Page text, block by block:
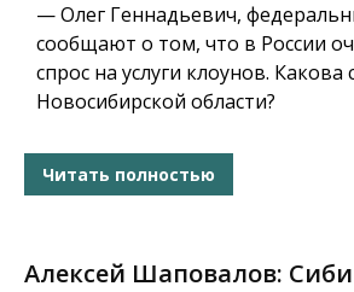
— Олег Геннадьевич,
сообщают о том, что в России
спрос на услуги клоунов. Какова
Новосибирской области?
Читать полностью
Алексей Шаповалов: